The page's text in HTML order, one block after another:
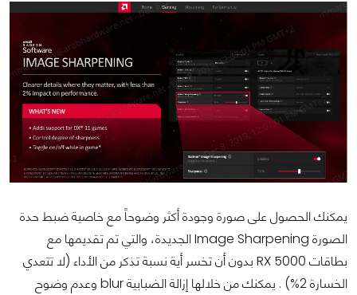
يمكنك الحصول على صورة وجودة أكثر وضوحاً مع خاصية ضبط حدة
الصورة Image Sharpening الجديدة، والتي تم تقديمها مع
بطاقات RX 5000 بدون أن تخسر أية نسبة تذكر من الأداء (لا تتعدي
الخسارة 2%) . يمكنك من خلالها إزالة الضبابية blur وعدم وضوح